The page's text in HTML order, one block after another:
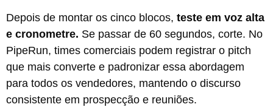
Depois de montar os cinco blocos, teste em voz alta
e cronometre. Se passar de 60 segundos, corte. No
PipeRun, times comerciais podem registrar o pitch
que mais converte e padronizar essa abordagem
para todos os vendedores, mantendo o discurso
consistente em prospecção e reuniões.